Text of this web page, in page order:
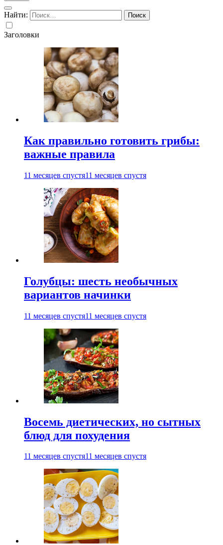
Найти:
Заголовки
Как правильно готовить грибы:
важные правила
11 месяцев спустя11 месяцев спустя
Голубцы: шесть необычных
вариантов начинки
11 месяцев спустя11 месяцев спустя
Восемь диетических, но сытных
блюд для похудения
11 месяцев спустя11 месяцев спустя